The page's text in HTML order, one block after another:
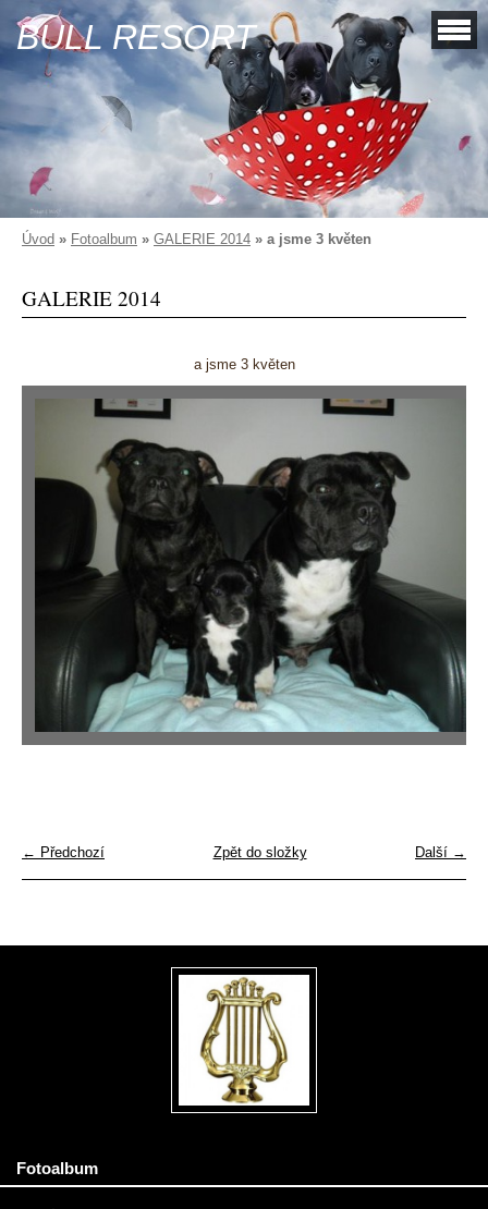
BULL RESORT
Úvod » Fotoalbum » GALERIE 2014 » a jsme 3 květen
GALERIE 2014
a jsme 3 květen
← Předchozí Další →
Zpět do složky
Fotoalbum